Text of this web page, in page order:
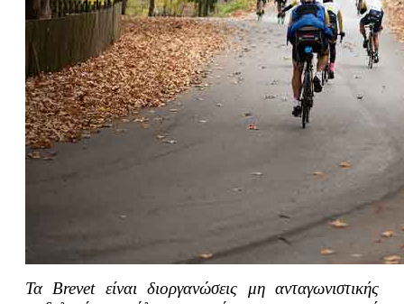
Τα Βrevet είναι διοργανώσεις μη ανταγωνιστικής